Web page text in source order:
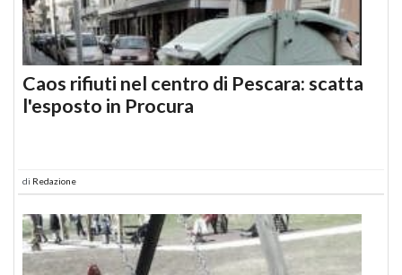
Caos rifiuti nel centro di Pescara: scatta
l'esposto in Procura
di Redazione